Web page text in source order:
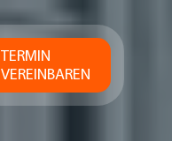
TERMIN
VEREINBAREN